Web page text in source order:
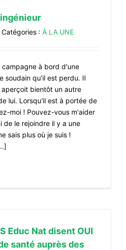
Catégories : À LA UNE
campagne à bord d'une
soudain qu'il est perdu. Il
bientôt un autre
lui. Lorsqu'il est à portée de
moi ! Pouvez-vous m'aider
de le rejoindre il y a une
sais plus où je suis !
Educ Nat disent OUI
santé auprès des